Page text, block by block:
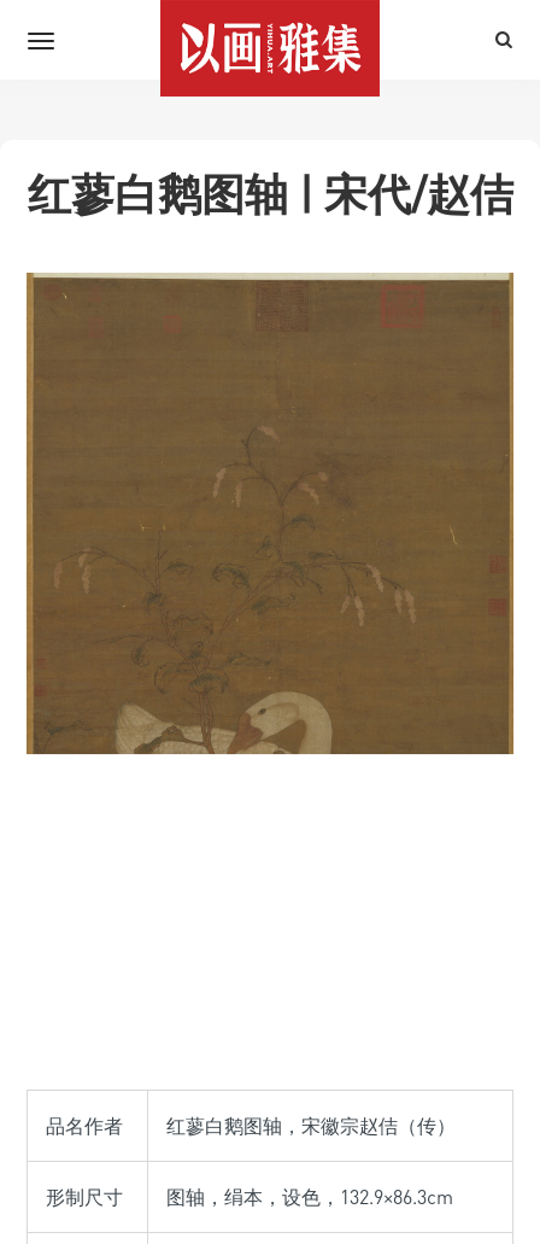
红蓼白鹅图轴 | 宋代/赵佶
品名作者 红蓼白鹅图轴，宋徽宗赵佶（传）
形制尺寸 图轴，绢本，设色，132.9×86.3cm